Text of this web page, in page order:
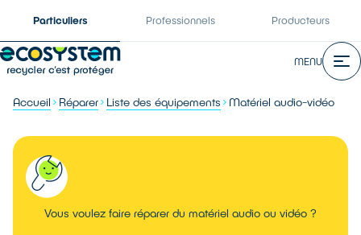
Particuliers Professionnels Producteurs
MENU
Accueil Réparer Liste des équipements Matériel audio-vidéo
Vous voulez faire réparer du matériel audio ou vidéo ?